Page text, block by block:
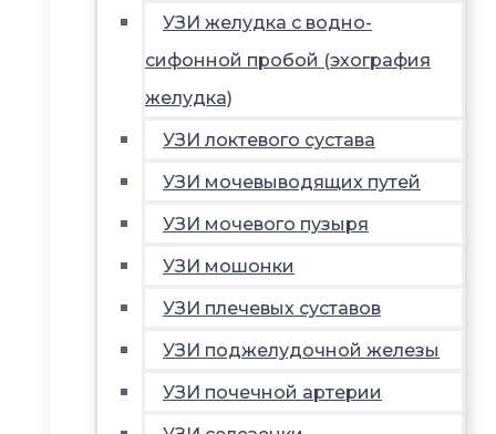
УЗИ желудка с водно-
сифонной пробой (эхография
желудка)
УЗИ локтевого сустава
УЗИ мочевыводящих путей
УЗИ мочевого пузыря
УЗИ мошонки
УЗИ плечевых суставов
УЗИ поджелудочной железы
УЗИ почечной артерии